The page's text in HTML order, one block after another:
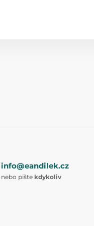
info@eandilek.cz
nebo pište kdykoliv